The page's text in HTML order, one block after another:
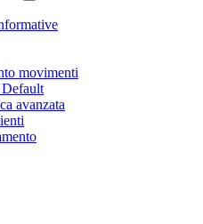
movimenti
avanzata